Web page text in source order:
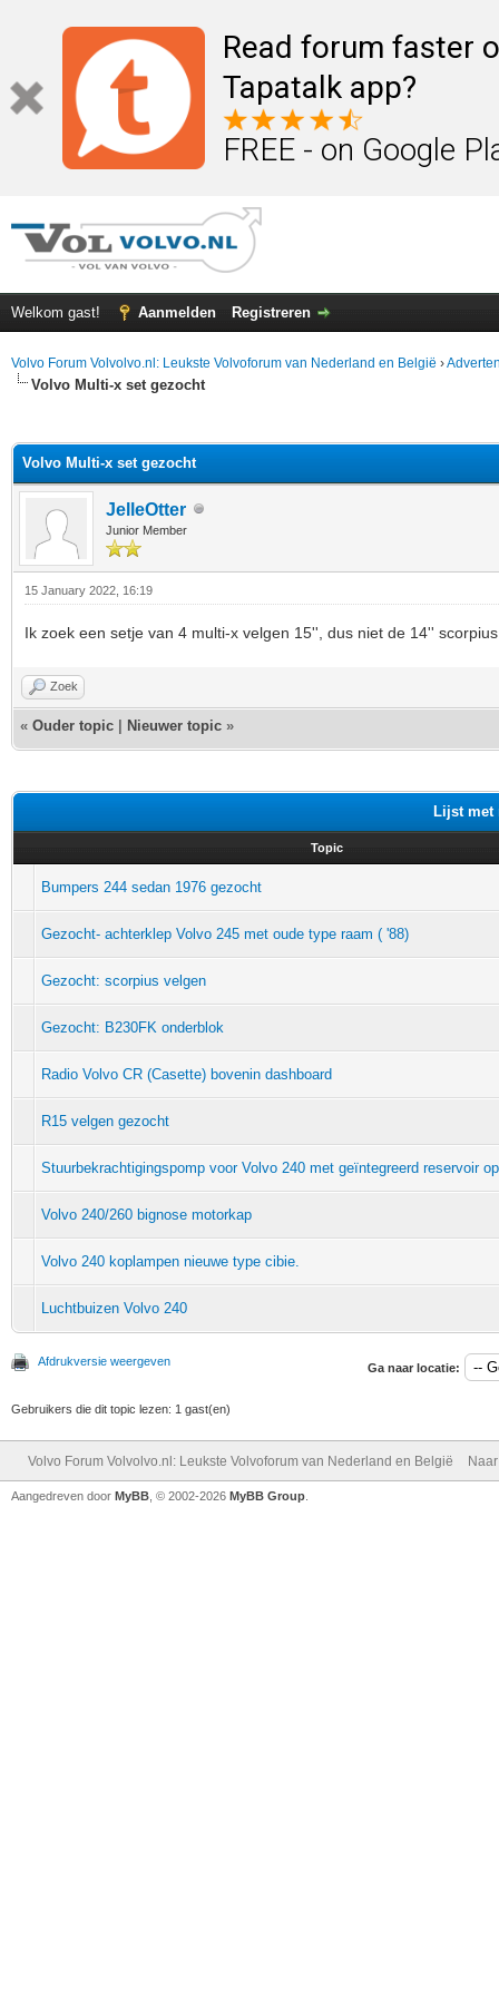
Read forum faster
Tapatalk app?
FREE - on Google
Welkom gast! Aanmelden Registreren
Volvo Forum Volvolvo.nl: Leukste Volvoforum van Nederland en België ›
Volvo Multi-x set gezocht
Volvo Multi-x set gezocht
JelleOtter
Junior Member
15 January 2022, 16:19
Ik zoek een setje van 4 multi-x velgen 15'', dus niet de 14''
Zoek
« Ouder topic Nieuwer topic »
Lijst met
Topic
Bumpers 244 sedan 1976 gezocht
Gezocht- achterklep Volvo 245 met oude type raam ( '88)
Gezocht: scorpius velgen
Gezocht: B230FK onderblok
Radio Volvo CR (Casette) bovenin dashboard
R15 velgen gezocht
Stuurbekrachtigingspomp voor Volvo 240 met geïntegreerd reservoir
Volvo 240/260 bignose motorkap
Volvo 240 koplampen nieuwe type cibie.
Luchtbuizen Volvo 240
Afdrukversie weergeven Ga naar locatie:
Gebruikers die dit topic lezen: 1 gast(en)
Volvo Forum Volvolvo.nl: Leukste Volvoforum van Nederland en België
Aangedreven door MyBB , © 2002-2026 MyBB Group